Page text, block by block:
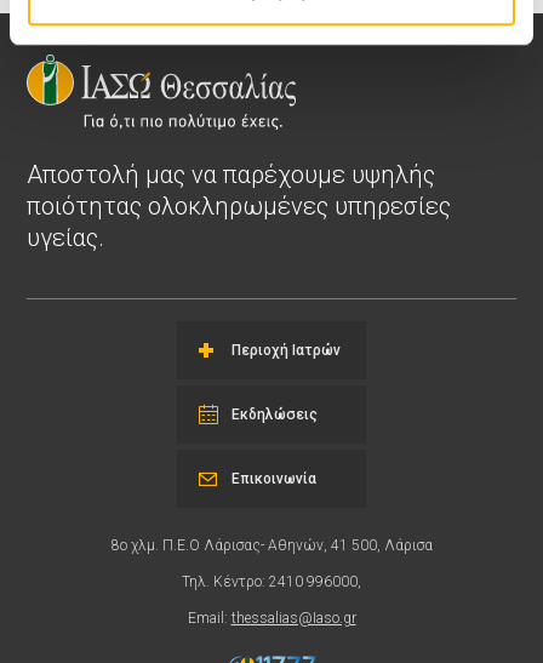
Αποστολή μας να παρέχουμε υψηλής
ποιότητας ολοκληρωμένες υπηρεσίες
υγείας.
Περιοχή Ιατρών
Εκδηλώσεις
8ο χλμ. Π.Ε.Ο Λάρισας- Αθηνών, 41 500, Λάρισα
Τηλ. Κέντρο: 2410 996000,
Email: thessalias@Iaso.gr
Επικοινωνία